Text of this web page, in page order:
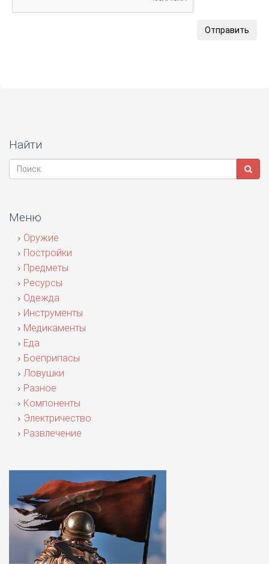
Отправить
Найти
Меню
Оружие
Постройки
Предметы
Ресурсы
Одежда
Инструменты
Медикаменты
Еда
Боеприпасы
Ловушки
Разное
Компоненты
Электричество
Развлечение